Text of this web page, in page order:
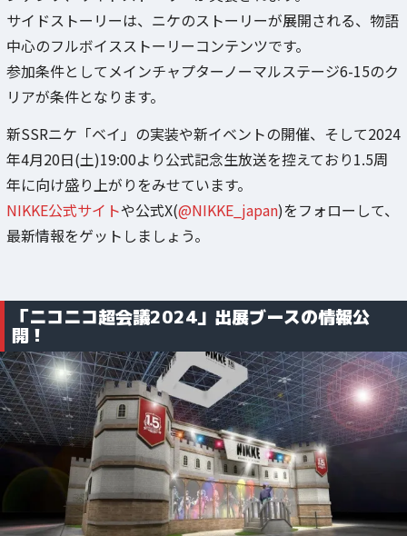
サイドストーリーは、ニケのストーリーが展開される、物語
中心のフルボイスストーリーコンテンツです。
参加条件としてメインチャプターノーマルステージ6-15のク
リアが条件となります。
新SSRニケ「ベイ」の実装や新イベントの開催、そして2024
年4月20日(土)19:00より公式記念生放送を控えており1.5周
年に向け盛り上がりをみせています。
NIKKE公式サイトや公式X(@NIKKE_japan)をフォローして、
最新情報をゲットしましょう。
「ニコニコ超会議2024」出展ブースの情報公
開！